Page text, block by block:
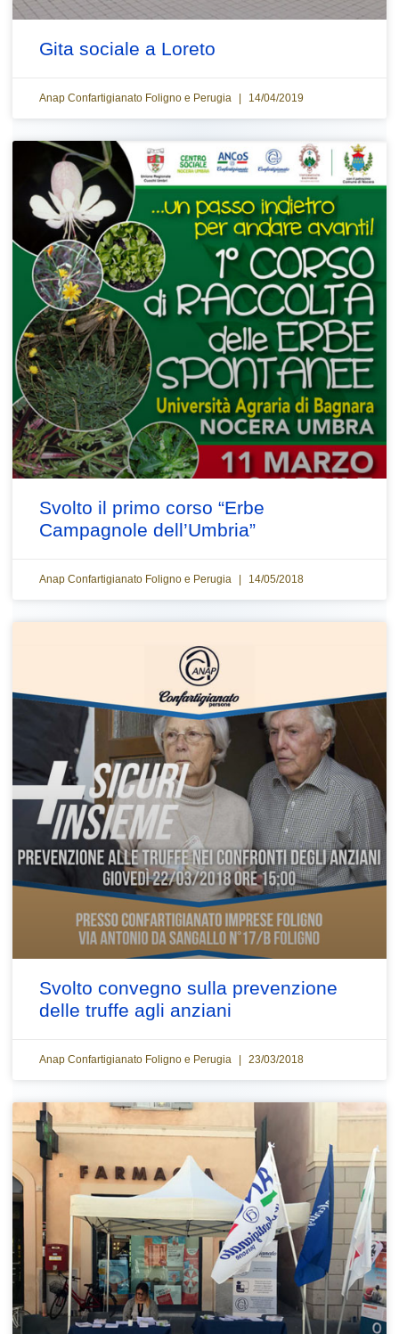
Gita sociale a Loreto
Anap Confartigianato Foligno e Perugia 14/04/2019
Svolto il primo corso “Erbe
Campagnole dell’Umbria”
Anap Confartigianato Foligno e Perugia 14/05/2018
Svolto convegno sulla prevenzione
delle truffe agli anziani
Anap Confartigianato Foligno e Perugia 23/03/2018